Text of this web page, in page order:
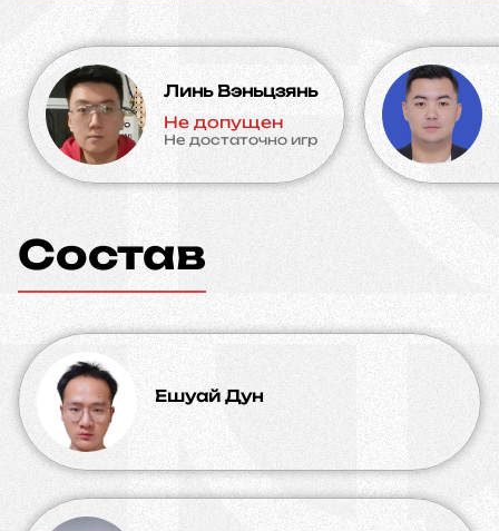
Линь Вэньцзянь
Не допущен
Не достаточно игр
Состав
Ешуай Дун